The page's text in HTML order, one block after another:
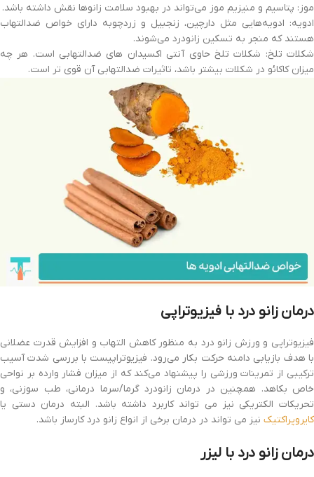
موز: پتاسیم و منیزیم موز می‌تواند در بهبود سلامت زانوها نقش داشته باشد.
ادویه: ادویه‌هایی مثل دارچین، زنجبیل و زردچوبه دارای خواص ضدالتهاب
هستند که منجر به تسکین زانودرد می‌شوند.
شکلات تلخ: شکلات تلخ حاوی آنتی‌ اکسیدان‌ های ضدالتهابی است. هر چه
میزان کاکائو در شکلات بیشتر باشد، تاثیرات ضدالتهابی آن قوی‌ تر است.
درمان زانو درد با فیزیوتراپی
فیزیوتراپی و ورزش زانو درد به منظور کاهش التهاب و افزایش قدرت عضلانی
با هدف بازیابی دامنه حرکت بکار می‌رود. فیزیوتراپیست با بررسی شدت آسیب
ترکیبی از تمرینات ورزشی را پیشنهاد می‌کند که از میزان فشار وارده بر نواحی
خاص بکاهد. همچنین در درمان زانودرد گرما/سرما درمانی، طب سوزنی، و
تحریکات الکتریکی نیز می تواند کاربرد داشته باشد. البته درمان دستی یا
کایروپراکتیک نیز می تواند در درمان برخی از انواع زانو درد کارساز باشد.
درمان زانو درد با لیزر